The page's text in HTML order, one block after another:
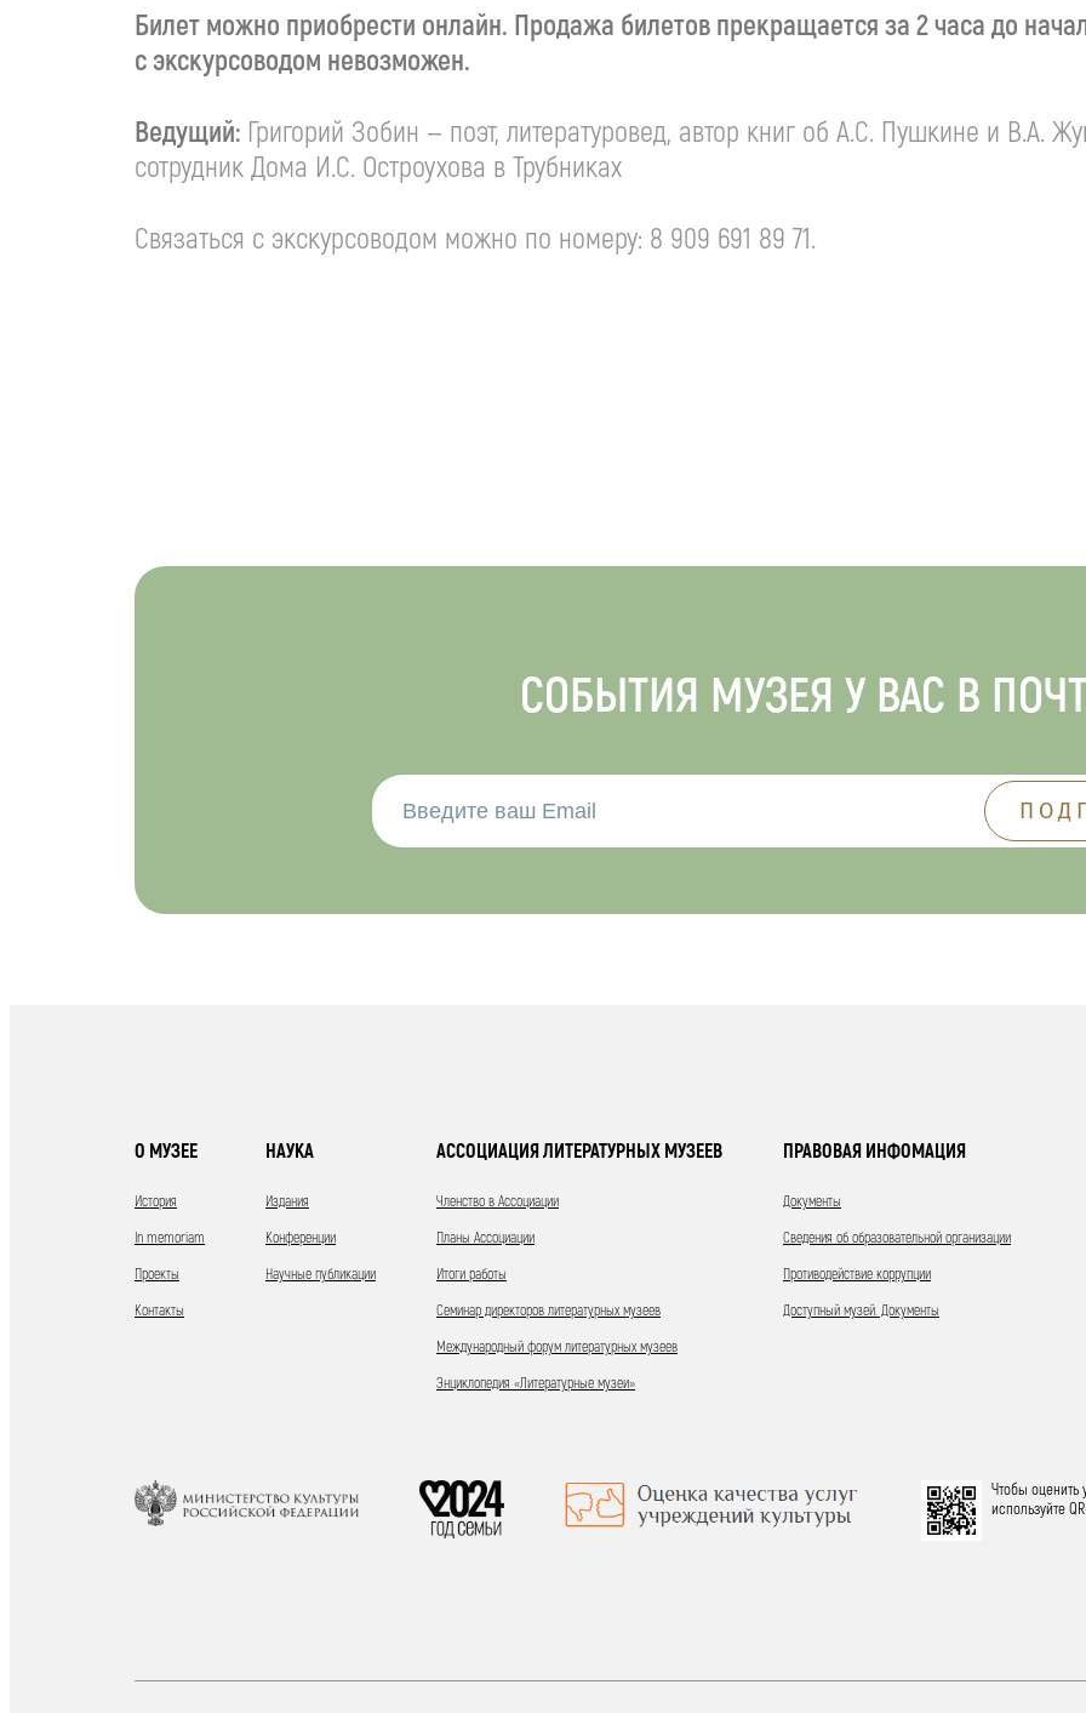
Билет можно приобрести онлайн. Продажа билетов прекращается за 2 часа до
с экскурсоводом невозможен.
Ведущий: Григорий Зобин — поэт, литературовед, автор книг об А.С. Пушкине и В.А.
сотрудник Дома И.С. Остроухова в Трубниках
Связаться с экскурсоводом можно по номеру: 8 909 691 89 71.
СОБЫТИЯ МУЗЕЯ У ВАС В
О МУЗЕЕ
История
In memoriam
Проекты
Контакты
НАУКА
Издания
Конференции
Научные публикации
АССОЦИАЦИЯ ЛИТЕРАТУРНЫХ МУЗЕЕВ
Членство в Ассоциации
Планы Ассоциации
Итоги работы
Семинар директоров литературных музеев
Международный форум литературных музеев
Энциклопедия «Литературные музеи»
ПРАВОВАЯ ИНФОМАЦИЯ
Документы
Сведения об образовательной организации
Противодействие коррупции
Доступный музей. Документы
Чтобы оценить
используйте